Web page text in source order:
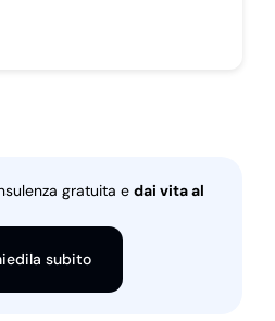
gratuita e dai vita al
subito